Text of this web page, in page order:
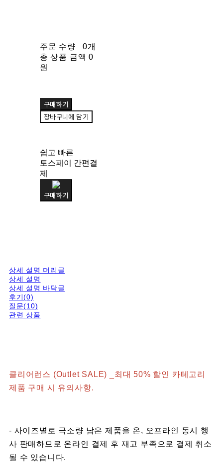
주문 수량
0개
총 상품 금액 0
원
구매하기
장바구니에 담기
쉽고 빠른
토스페이 간편결
제
구매하기
상세 설명 머리글
상세 설명
상세 설명 바닥글
후기(0)
질문(10)
관련 상품
클리어런스 (Outlet SALE) _최대 50% 할인 카테고리
제품 구매 시 유의사항.
- 사이즈별로 극소량 남은 제품을 온, 오프라인 동시 행
사 판매하므로 온라인 결제 후 재고 부족으로 결제 취소
될 수 있습니다.